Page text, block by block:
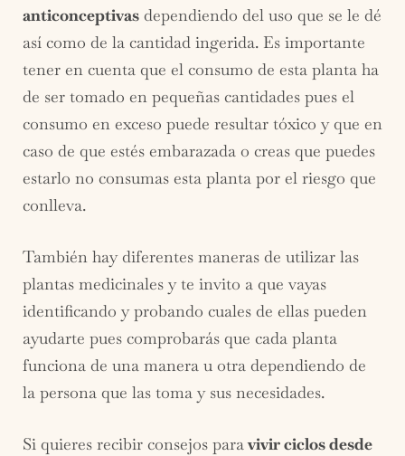
anticonceptivas dependiendo del uso que se le dé
así como de la cantidad ingerida. Es importante
tener en cuenta que el consumo de esta planta ha
de ser tomado en pequeñas cantidades pues el
consumo en exceso puede resultar tóxico y que en
caso de que estés embarazada o creas que puedes
estarlo no consumas esta planta por el riesgo que
conlleva.
También hay diferentes maneras de utilizar las
plantas medicinales y te invito a que vayas
identificando y probando cuales de ellas pueden
ayudarte pues comprobarás que cada planta
funciona de una manera u otra dependiendo de
la persona que las toma y sus necesidades.
Si quieres recibir consejos paravivir ciclos desde